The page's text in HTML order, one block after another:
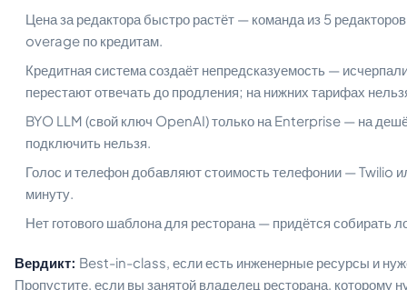
Цена за редактора быстро растёт — команда из 5
overage по кредитам.
Кредитная система создаёт непредсказуемость —
перестают отвечать до продления; на нижних тарифах
BYO LLM (свой ключ OpenAI) только на Enterprise — на
подключить нельзя.
Голос и телефон добавляют стоимость телефонии — Twilio
минуту.
Нет готового шаблона для ресторана — придётся собирать
Вердикт: Best-in-class, если есть инженерные ресурсы и
Пропустите, если вы занятой владелец ресторана, которому